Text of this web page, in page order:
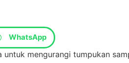
WhatsApp
untuk mengurangi tumpukan